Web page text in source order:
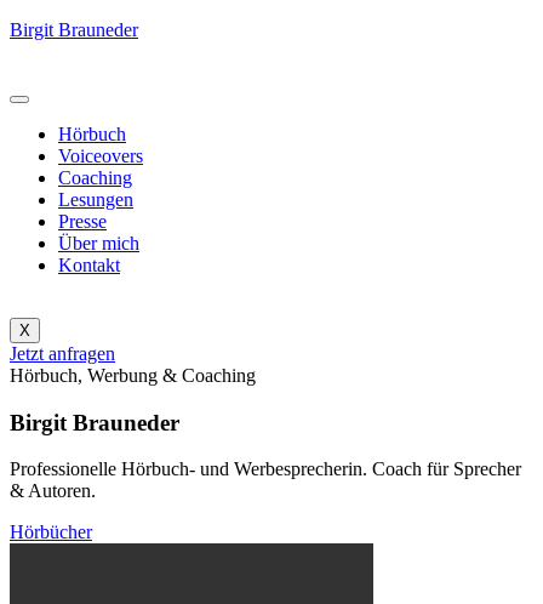
Birgit Brauneder
Hörbuch
Voiceovers
Coaching
Lesungen
Presse
Über mich
Kontakt
X
Jetzt anfragen
Hörbuch, Werbung & Coaching
Birgit Brauneder
Professionelle Hörbuch- und Werbesprecherin. Coach für Sprecher
& Autoren.
Hörbücher